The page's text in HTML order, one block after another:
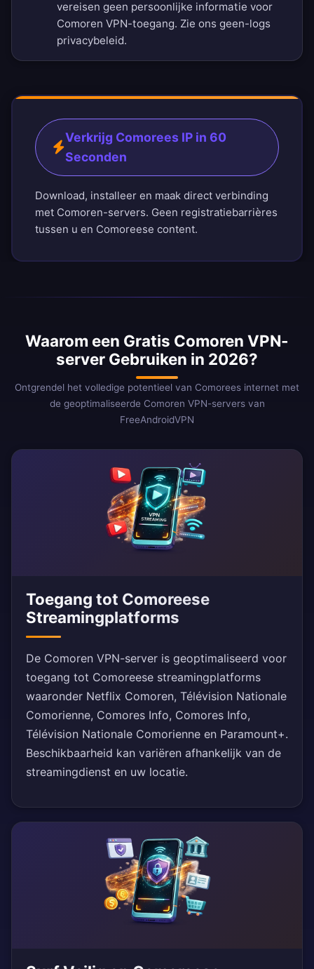
vereisen geen persoonlijke informatie voor
Comoren VPN-toegang. Zie ons geen-logs
privacybeleid.
Verkrijg Comorees IP in 60
Seconden
Download, installeer en maak direct verbinding
met Comoren-servers. Geen registratiebarrières
tussen u en Comoreese content.
Waarom een Gratis Comoren VPN-
server Gebruiken in 2026?
Ontgrendel het volledige potentieel van Comorees internet met
de geoptimaliseerde Comoren VPN-servers van
FreeAndroidVPN
Toegang tot Comoreese
Streamingplatforms
De Comoren VPN-server is geoptimaliseerd voor
toegang tot Comoreese streamingplatforms
waaronder Netflix Comoren, Télévision Nationale
Comorienne, Comores Info, Comores Info,
Télévision Nationale Comorienne en Paramount+.
Beschikbaarheid kan variëren afhankelijk van de
streamingdienst en uw locatie.